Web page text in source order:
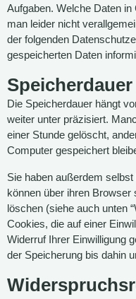
Aufgaben. Welche Daten
man leider nicht
der folgenden
gespeicherten Daten
Die Speicherdauer hängt
weiter unter präzisiert.
einer Stunde gelöscht,
Computer gespeichert
Sie haben außerdem
können über ihren
löschen (siehe auch unten
Cookies, die auf einer
Widerruf Ihrer Einwilligung
der Speicherung bis dahin